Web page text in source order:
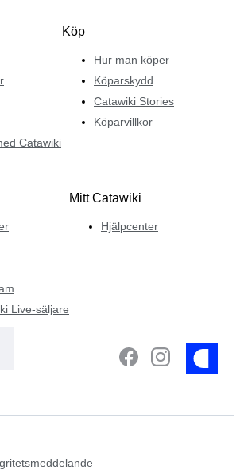
Catawiki
Köp
Hur man köper
Köparskydd
Catawiki Stories
Köparvillkor
Live-säljare
Mitt Catawiki
Hjälpcenter